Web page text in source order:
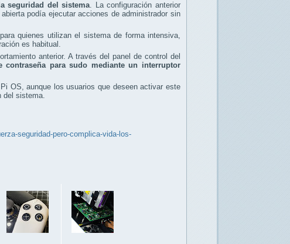
seguridad del sistema. La configuración anterior
podía ejecutar acciones de administrador sin
quienes utilizan el sistema de forma intensiva,
es habitual.
anterior. A través del panel de control del
para sudo mediante un interruptor
OS, aunque los usuarios que deseen activar este
del sistema.
seguridad-pero-complica-vida-los-